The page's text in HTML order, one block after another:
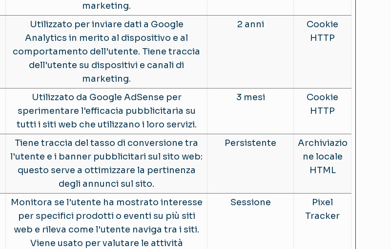
marketing.
Utilizzato per inviare dati a Google
Analytics in merito al dispositivo e al
comportamento dell'utente. Tiene traccia
dell'utente su dispositivi e canali di
marketing.
2 anni
Cookie
HTTP
Utilizzato da Google AdSense per
sperimentare l'efficacia pubblicitaria su
tutti i siti web che utilizzano i loro servizi.
3 mesi
Cookie
HTTP
Tiene traccia del tasso di conversione tra
l'utente e i banner pubblicitari sul sito web:
questo serve a ottimizzare la pertinenza
degli annunci sul sito.
Persistente
Archiviazio
ne locale
HTML
Monitora se l'utente ha mostrato interesse
per specifici prodotti o eventi su più siti
web e rileva come l'utente naviga tra i siti.
Viene usato per valutare le attività
Sessione
Pixel
Tracker